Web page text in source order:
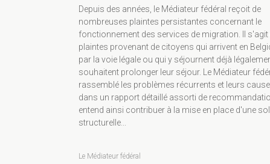
Depuis des années, le Médiateur fédéral reçoit de
nombreuses plaintes persistantes concernant le
fonctionnement des services de migration. Il s'agit
plaintes provenant de citoyens qui arrivent en
par la voie légale ou qui y séjournent déjà
souhaitent prolonger leur séjour. Le Médiateur
rassemblé les problèmes récurrents et leurs
dans un rapport détaillé assorti de
entend ainsi contribuer à la mise en place d'une
structurelle...
Le Médiateur fédéral